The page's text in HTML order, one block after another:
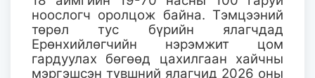
ноослогч оролцож байна. Тэмцээний
төрөл тус бүрийн ялагчдад
Ерөнхийлөгчийн нэрэмжит цом
гардуулах бөгөөд цахилгаан хайчны
мэргэшсэн түвшний ялагчид 2026 оны